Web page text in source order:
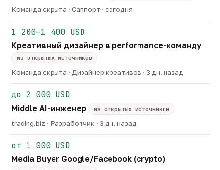
35TG-каналов ·5ATS-площадок ·628
Команда скрыта · Саппорт · сегодня
1 200–1 400 USD
Креативный дизайнер в performance-команду
из открытых источников
Команда скрыта · Дизайнер креативов · 3 дн. назад
до 2 000 USD
Middle AI-инженер
из открытых источников
trading.biz · Разработчик · 3 дн. назад
от 1 000 USD
Media Buyer Google/Facebook (crypto)